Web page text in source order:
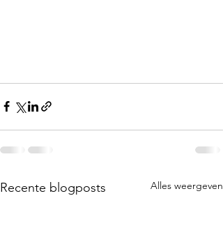
Recente blogposts Alles weergeven